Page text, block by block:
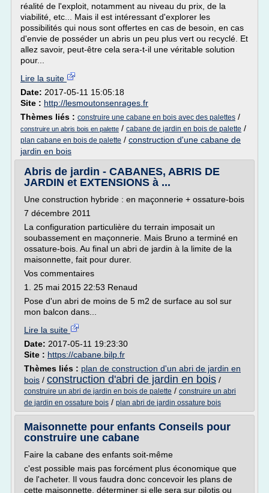
réalité de l'exploit, notamment au niveau du prix, de la
viabilité, etc... Mais il est intéressant d'explorer les
possibilités qui nous sont offertes en cas de besoin, en cas
d'envie de posséder un abris un peu plus vert ou recyclé. Et
allez savoir, peut-être cela sera-t-il une véritable solution
pour...
Lire la suite
Date: 2017-05-11 15:05:18
Site : http://lesmoutonsenrages.fr
Thèmes liés : construire une cabane en bois avec des palettes /
construire un abris bois en palette / cabane de jardin en bois de palette /
plan cabane en bois de palette / construction d'une cabane de
jardin en bois
Abris de jardin - CABANES, ABRIS DE
JARDIN et EXTENSIONS à ...
Une construction hybride : en maçonnerie + ossature-bois
7 décembre 2011
La configuration particulière du terrain imposait un
soubassement en maçonnerie. Mais Bruno a terminé en
ossature-bois. Au final un abri de jardin à la limite de la
maisonnette, fait pour durer.
Vos commentaires
1. 25 mai 2015 22:53 Renaud
Pose d'un abri de moins de 5 m2 de surface au sol sur
mon balcon dans...
Lire la suite
Date: 2017-05-11 19:23:30
Site : https://cabane.bilp.fr
Thèmes liés : plan de construction d'un abri de jardin en
bois / construction d'abri de jardin en bois /
construire un abri de jardin en bois de palette / construire un abri
de jardin en ossature bois / plan abri de jardin ossature bois
Maisonnette pour enfants Conseils pour
construire une cabane
Faire la cabane des enfants soit-même
c'est possible mais pas forcément plus économique que
de l'acheter. Il vous faudra donc concevoir les plans de
cette maisonnette, déterminer si elle sera sur pilotis ou